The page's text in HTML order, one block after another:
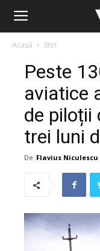
Acasă Stiri
Peste
aviatice
de piloții
trei luni
De Flavius Niculescu